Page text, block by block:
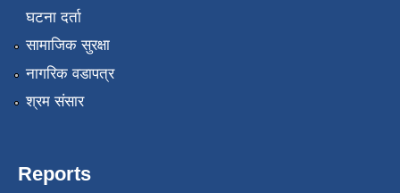
घटना दर्ता
सामाजिक सुरक्षा
नागरिक वडापत्र
श्रम संसार
Reports